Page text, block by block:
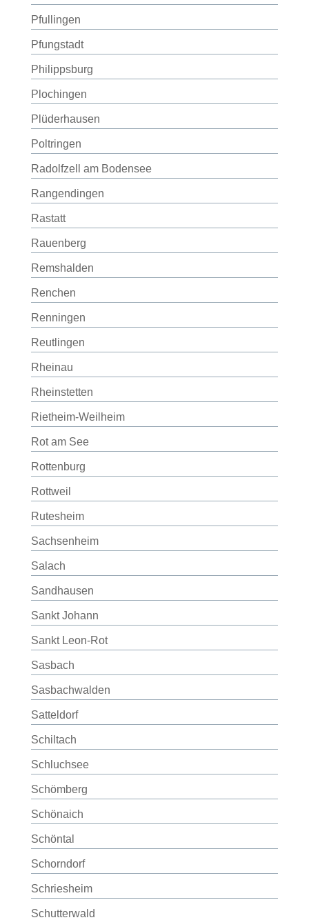
Pfullingen
Pfungstadt
Philippsburg
Plochingen
Plüderhausen
Poltringen
Radolfzell am Bodensee
Rangendingen
Rastatt
Rauenberg
Remshalden
Renchen
Renningen
Reutlingen
Rheinau
Rheinstetten
Rietheim-Weilheim
Rot am See
Rottenburg
Rottweil
Rutesheim
Sachsenheim
Salach
Sandhausen
Sankt Johann
Sankt Leon-Rot
Sasbach
Sasbachwalden
Satteldorf
Schiltach
Schluchsee
Schömberg
Schönaich
Schöntal
Schorndorf
Schriesheim
Schutterwald